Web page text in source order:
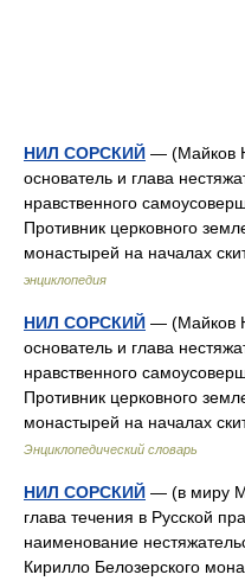
НИЛ СОРСКИЙ — (Майков
основатель и глава
нравственного
Противник церковного
монастырей на началах
энциклопедия
НИЛ СОРСКИЙ — (Майков
основатель и глава
нравственного
Противник церковного
монастырей на началах
Энциклопедический словарь
НИЛ СОРСКИЙ — (в миру
глава течения в Русской
наименование
Кирилло Белозерского